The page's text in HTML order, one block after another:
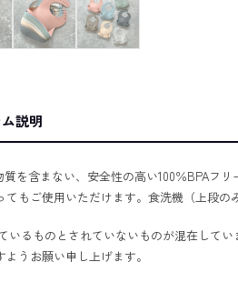
説明
を含まない、安全性の高い100％BPA
もご使用いただけます。食洗機（上段の
るものとされていないものが混在して
うお願い申し上げます。